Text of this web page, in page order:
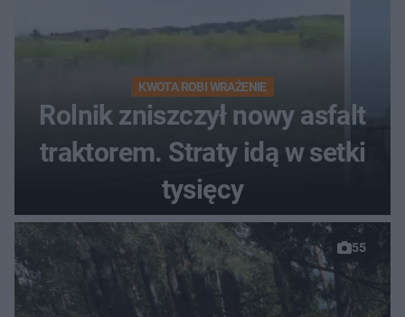
KWOTA ROBI WRAŻENIE
Rolnik zniszczył nowy asfalt
traktorem. Straty idą w setki
tysięcy
55